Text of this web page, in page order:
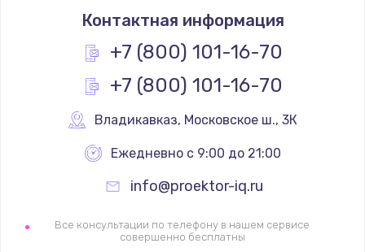
Не сопряжается с устройством
900 руб.
Заказать
Помехи и искажение звука
900 руб.
Заказать
Не работает
1400 руб.
Контактная информация
+7 (800) 101-16-70
+7 (800) 101-16-70
Владикавказ, Московское ш., 3К
Ежедневно с 9:00 до 21:00
info@proektor-iq.ru
Все консультации по телефону в нашем сервисе
совершенно бесплатны